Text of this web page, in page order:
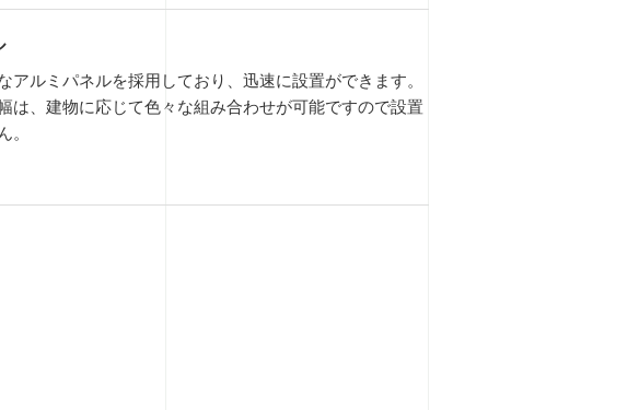
アルミパネルを採用しており、迅速に設置ができます。
は、建物に応じて色々な組み合わせが可能ですので設置
。